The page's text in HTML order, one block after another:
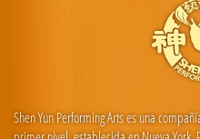
Shen Yun Performing Arts es una